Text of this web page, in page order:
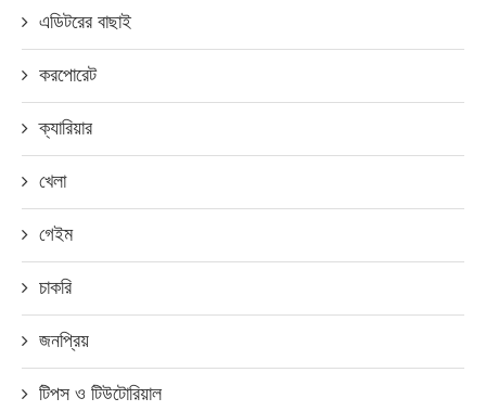
এডিটরের বাছাই
করপোরেট
ক্যারিয়ার
খেলা
গেইম
চাকরি
জনপ্রিয়
টিপস ও টিউটোরিয়াল